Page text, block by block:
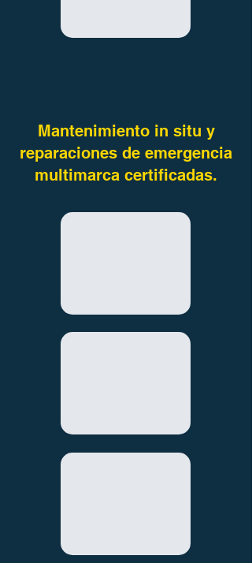
Mantenimiento in situ y
reparaciones de emergencia
multimarca certificadas.